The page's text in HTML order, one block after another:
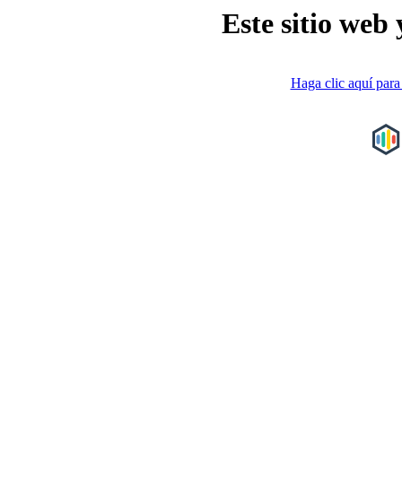
Este sitio web
Haga clic aquí